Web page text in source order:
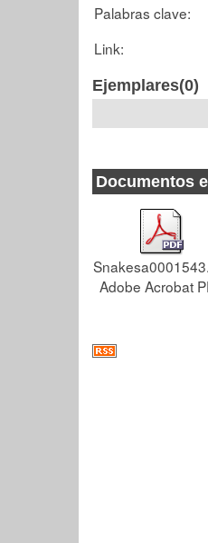
Palabras clave:
Link:
Ejemplares(0)
Documentos
Adobe Acrobat